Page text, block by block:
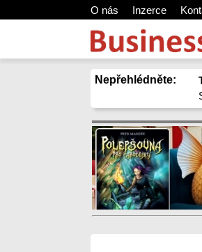
O nás Inzerce
Nepřehlédněte: